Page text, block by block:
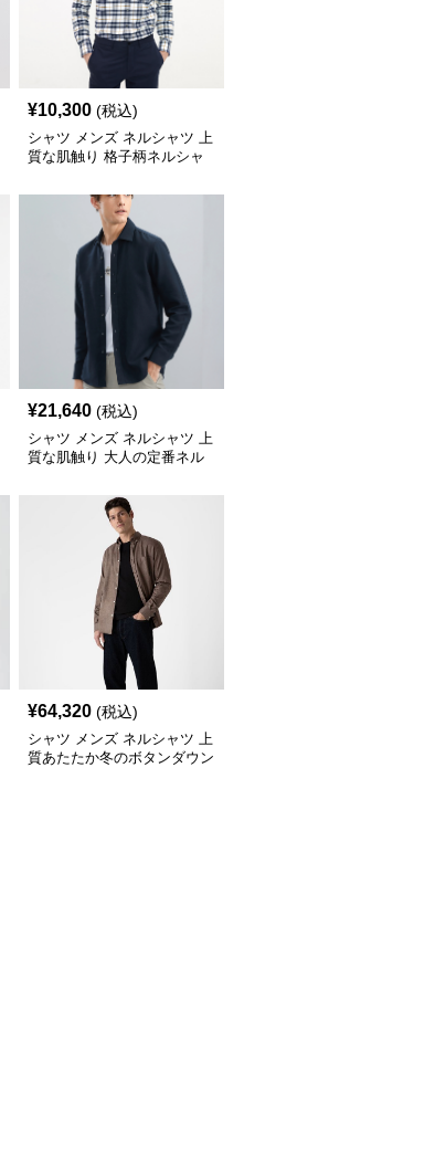
¥10,300 (税込)
シャツ メンズ ネルシャツ 上
質な肌触り 格子柄ネルシャ
¥21,640 (税込)
シャツ メンズ ネルシャツ 上
質な肌触り 大人の定番ネル
¥64,320 (税込)
シャツ メンズ ネルシャツ 上
質あたたか冬のボタンダウン